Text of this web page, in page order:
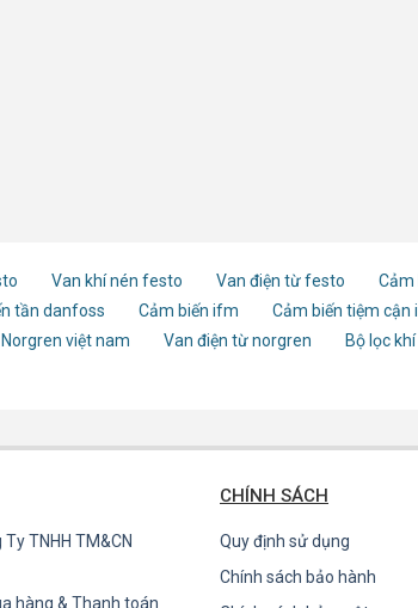
Van khí nén festo Van điện từ festo Cảm
tần danfoss Cảm biến ifm Cảm biến tiệm cận
Norgren việt nam Van điện từ norgren Bộ lọc
TNHH TM&CN
hàng & Thanh toán
CHÍNH SÁCH
Quy định sử dụng
Chính sách bảo hành